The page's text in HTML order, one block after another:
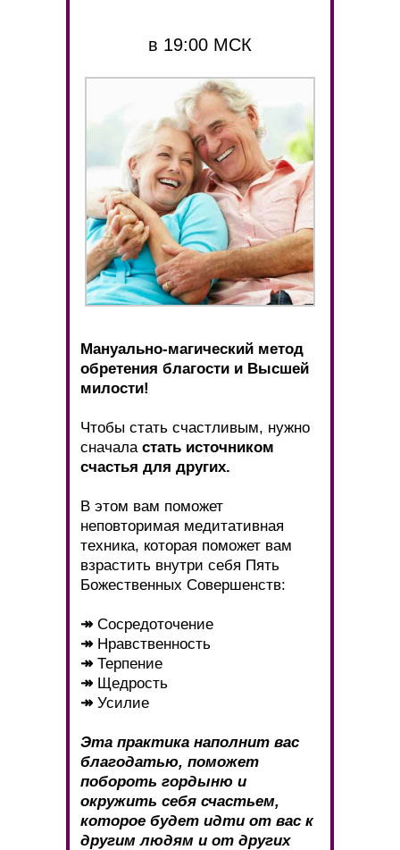
Мануально-магический метод
обретения благости и Высшей
милости!
Чтобы стать счастливым, нужно
сначала стать источником
счастья для других.
В этом вам поможет
неповторимая медитативная
техника, которая поможет вам
взрастить внутри себя Пять
Божественных Совершенств:
↠Сосредоточение
↠Нравственность
↠Терпение
↠Щедрость
↠ Усилие
Эта практика наполнит вас
благодатью, поможет
побороть гордыню и
окружить себя счастьем,
которое будет идти от вас к
другим людям и от других
в 19:00 МСК